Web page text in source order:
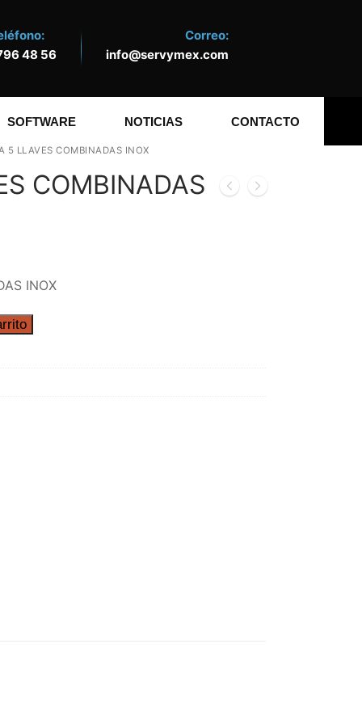
48 56
Correo:
info@servymex.com
SOFTWARE NOTICIAS CONTACTO
5 LLAVES COMBINADAS INOX
COMBINADAS
INOX